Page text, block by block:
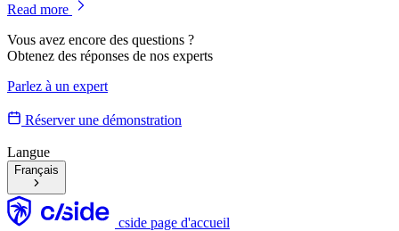
Read more
Vous avez encore des questions ?
Obtenez des réponses de nos experts
Parlez à un expert
Réserver une démonstration
Langue
Français
cside page d'accueil